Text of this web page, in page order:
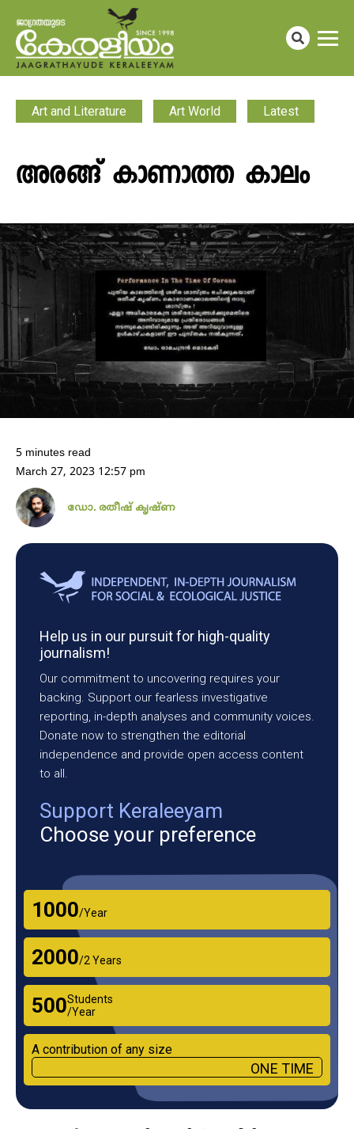
Art and Literature Art World Latest
അരങ്ങ് കാണാത്ത കാലം
5 minutes read
March 27, 2023 12:57 pm
ഡോ. രതീഷ് കൃഷ്ണ
Help us in our pursuit for high-quality
journalism!
Our commitment to uncovering requires your
backing. Support our fearless investigative
reporting, in-depth analyses and community voices.
Donate now to strengthen the editorial
independence and provide open access content
to all.
Support Keraleeyam
Choose your preference
₹1000/Year
₹2000/2 Years
₹500Students
/Year
A contribution of any size
ONE TIME